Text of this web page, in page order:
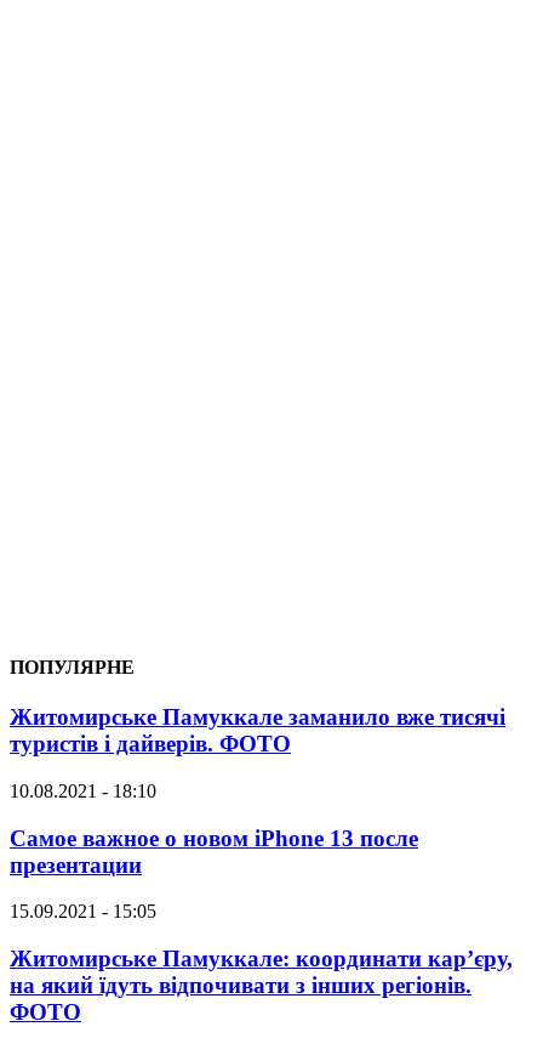
ПОПУЛЯРНЕ
Житомирське Памуккале заманило вже тисячі
туристів і дайверів. ФОТО
10.08.2021 - 18:10
Самое важное о новом iPhone 13 после
презентации
15.09.2021 - 15:05
Житомирське Памуккале: координати кар’єру,
на який їдуть відпочивати з інших регіонів.
ФОТО